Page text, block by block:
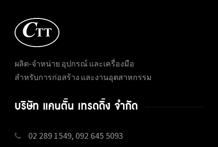
ผลิต-จำหน่าย อุปกรณ์ และเครื่องมือ
สำหรับการก่อสร้าง และงานอุตสาหกรรม
บริษัท แคนตั้น เทรดดิ้ง จำกัด
02 289 1549, 092 645 5093